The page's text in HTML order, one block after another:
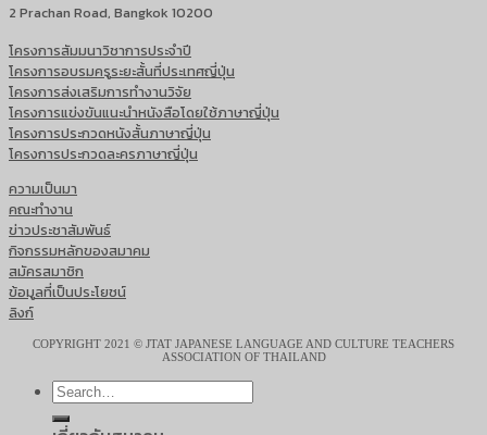
2 Prachan Road, Bangkok 10200
โครงการสัมมนาวิชาการประจำปี
โครงการอบรมครูระยะสั้นที่ประเทศญี่ปุ่น
โครงการส่งเสริมการทำงานวิจัย
โครงการแข่งขันแนะนำหนังสือโดยใช้ภาษาญี่ปุ่น
โครงการประกวดหนังสั้นภาษาญี่ปุ่น
โครงการประกวดละครภาษาญี่ปุ่น
ความเป็นมา
คณะทำงาน
ข่าวประชาสัมพันธ์
กิจกรรมหลักของสมาคม
สมัครสมาชิก
ข้อมูลที่เป็นประโยชน์
ลิงก์
COPYRIGHT 2021 © JTAT JAPANESE LANGUAGE AND CULTURE TEACHERS
ASSOCIATION OF THAILAND